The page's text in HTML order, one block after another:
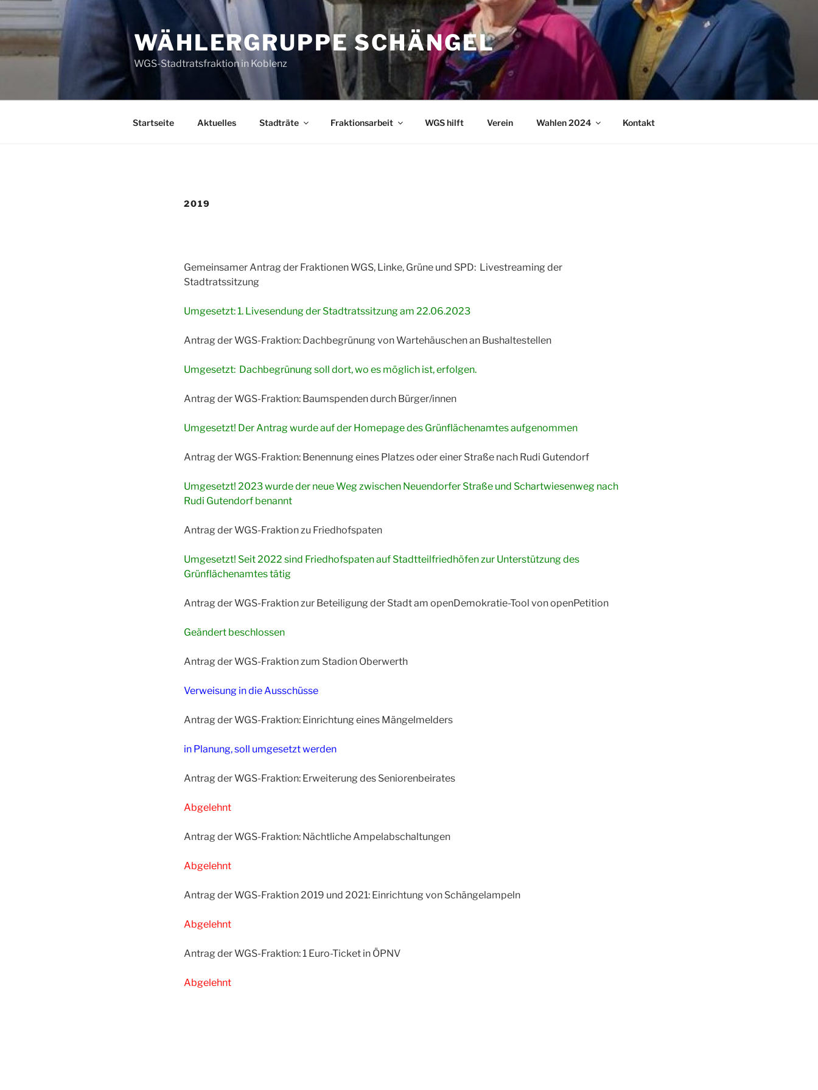
Zum
Inhalt
springen
WÄHLERGRUPPE SCHÄNGEL
WGS-Stadtratsfraktion in Koblenz
Startseite Aktuelles Stadträte Fraktionsarbeit WGS hilft Verein Wahlen 2024 Kontakt
2019
Gemeinsamer Antrag der Fraktionen WGS, Linke, Grüne und SPD: Livestreaming der
Stadtratssitzung
Umgesetzt: 1. Livesendung der Stadtratssitzung am 22.06.2023
Antrag der WGS-Fraktion: Dachbegrünung von Wartehäuschen an Bushaltestellen
Umgesetzt: Dachbegrünung soll dort, wo es möglich ist, erfolgen.
Antrag der WGS-Fraktion: Baumspenden durch Bürger/innen
Umgesetzt! Der Antrag wurde auf der Homepage des Grünflächenamtes aufgenommen
Antrag der WGS-Fraktion: Benennung eines Platzes oder einer Straße nach Rudi Gutendorf
Umgesetzt! 2023 wurde der neue Weg zwischen Neuendorfer Straße und Schartwiesenweg nach
Rudi Gutendorf benannt
Antrag der WGS-Fraktion zu Friedhofspaten
Umgesetzt! Seit 2022 sind Friedhofspaten auf Stadtteilfriedhöfen zur Unterstützung des
Grünflächenamtes tätig
Antrag der WGS-Fraktion zur Beteiligung der Stadt am openDemokratie-Tool von openPetition
Geändert beschlossen
Antrag der WGS-Fraktion zum Stadion Oberwerth
Verweisung in die Ausschüsse
Antrag der WGS-Fraktion: Einrichtung eines Mängelmelders
in Planung, soll umgesetzt werden
Antrag der WGS-Fraktion: Erweiterung des Seniorenbeirates
Abgelehnt
Antrag der WGS-Fraktion: Nächtliche Ampelabschaltungen
Abgelehnt
Antrag der WGS-Fraktion 2019 und 2021: Einrichtung von Schängelampeln
Abgelehnt
Antrag der WGS-Fraktion: 1 Euro-Ticket in ÖPNV
Abgelehnt